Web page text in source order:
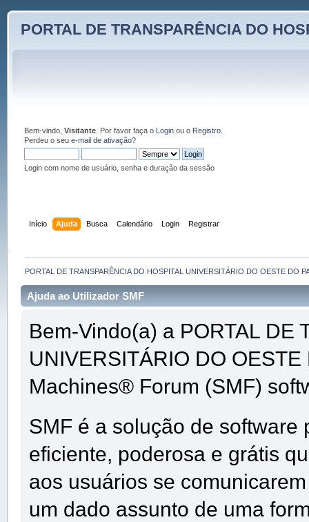
PORTAL DE TRANSPARÊNCIA DO
Bem-vindo, Visitante. Por favor faça o Loginou o Registro.
Perdeu o seu e-mail de ativação?
Login com nome de usuário, senha e duração da sessão
Início Ajuda Busca Calendário Login Registrar
PORTAL DE TRANSPARÊNCIA DO HOSPITAL UNIVERSITÁRIO DO OESTE DO
Ajuda ao Utilizador SMF
Bem-Vindo(a) a PORTAL DE
UNIVERSITÁRIO DO
Machines® Forum (SMF)
SMF é a solução de
eficiente, poderosa e grátis
aos usuários se
um dado assunto de uma